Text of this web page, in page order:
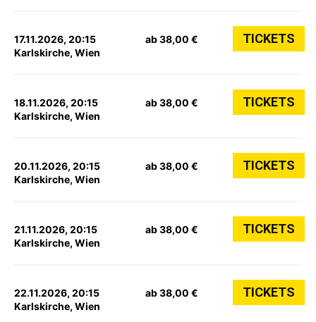
17.11.2026, 20:15
Karlskirche, Wien
ab 38,00 € TICKETS
18.11.2026, 20:15
Karlskirche, Wien
ab 38,00 € TICKETS
20.11.2026, 20:15
Karlskirche, Wien
ab 38,00 € TICKETS
21.11.2026, 20:15
Karlskirche, Wien
ab 38,00 € TICKETS
22.11.2026, 20:15
Karlskirche, Wien
ab 38,00 € TICKETS